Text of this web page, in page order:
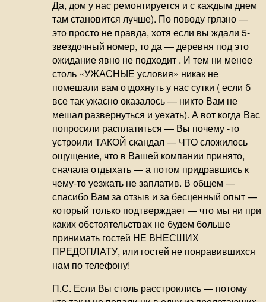
Да, дом у нас ремонтируется и с каждым днем
там становится лучше). По поводу грязно —
это просто не правда, хотя если вы ждали 5-
звездочный номер, то да — деревня под это
ожидание явно не подходит . И тем ни менее
столь «УЖАСНЫЕ условия» никак не
помешали вам отдохнуть у нас сутки ( если б
все так ужасно оказалось — никто Вам не
мешал развернуться и уехать). А вот когда Вас
попросили расплатиться — Вы почему -то
устроили ТАКОЙ скандал — ЧТО сложилось
ощущение, что в Вашей компании принято,
сначала отдыхать — а потом придравшись к
чему-то уезжать не заплатив. В общем —
спасибо Вам за отзыв и за бесценный опыт —
который только подтверждает — что мы ни при
каких обстоятельствах не будем больше
принимать гостей НЕ ВНЕСШИХ
ПРЕДОПЛАТУ, или гостей не понравившихся
нам по телефону!
П.С. Если Вы столь расстроились — потому